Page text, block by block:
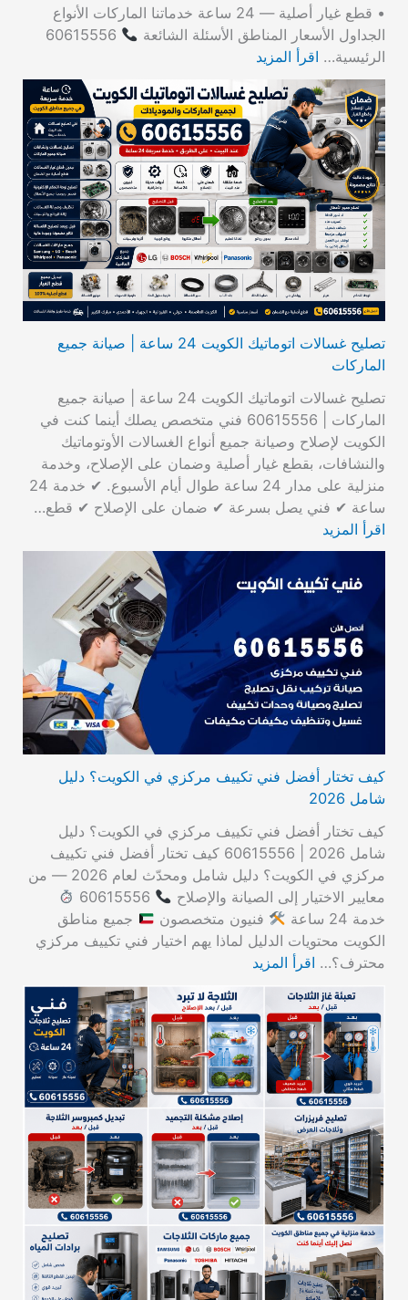
• قطع غيار أصلية — 24 ساعة خدماتنا الماركات الأنواع
الجداول الأسعار المناطق الأسئلة الشائعة
60615556
الرئيسية… اقرأ المزيد
تصليح غسالات اتوماتيك الكويت 24 ساعة | صيانة جميع
الماركات
تصليح غسالات اتوماتيك الكويت 24 ساعة | صيانة جميع
الماركات | 60615556 فني متخصص يصلك أينما كنت في
الكويت لإصلاح وصيانة جميع أنواع الغسالات الأوتوماتيك
والنشافات، بقطع غيار أصلية وضمان على الإصلاح، وخدمة
منزلية على مدار 24 ساعة طوال أيام الأسبوع. ✔ خدمة 24
ساعة ✔ فني يصل بسرعة ✔ ضمان على الإصلاح ✔ قطع…
اقرأ المزيد
كيف تختار أفضل فني تكييف مركزي في الكويت؟ دليل
شامل 2026
كيف تختار أفضل فني تكييف مركزي في الكويت؟ دليل
شامل 2026 | 60615556 كيف تختار أفضل فني تكييف
مركزي في الكويت؟ دليل شامل ومحدّث لعام 2026 — من
معايير الاختيار إلى الصيانة والإصلاح
خدمة 24 ساعة
فنيون متخصصون
جميع مناطق
الكويت محتويات الدليل لماذا يهم اختيار فني تكييف مركزي
محترف؟… اقرأ المزيد